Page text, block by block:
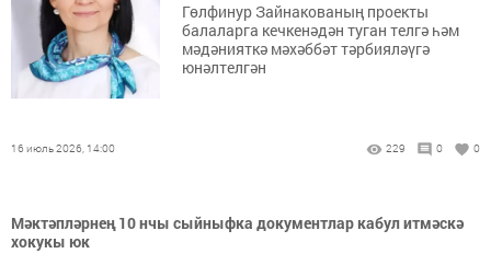
Гөлфинур Зайнакованың проекты
балаларга кечкенәдән туган телгә һәм
мәдәнияткә мәхәббәт тәрбияләүгә
юнәлтелгән
16 июль 2026, 14:00 229 0 0
Мәктәпләрнең 10 нчы сыйныфка документлар кабул итмәскә
хокукы юк